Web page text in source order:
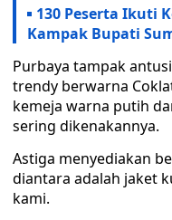
130 Peserta Ikuti
Kampak Bupati
Purbaya tampak
trendy berwarna
kemeja warna putih
sering dikenakannya.
Astiga menyediakan
diantara adalah jaket
kami.